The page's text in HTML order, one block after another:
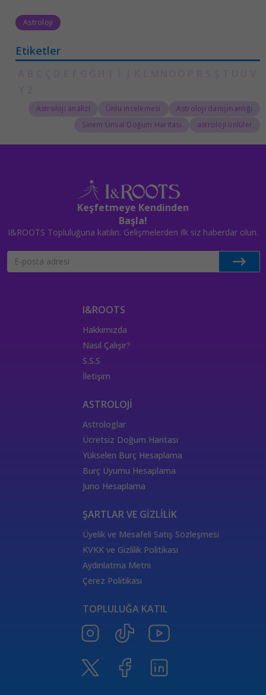
Astroloji
Etiketler
Astroloji danışmanlığı
Ünlü incelemesi
Astroloji analizi
astroloji ünlüler
Sinem Ünsal Doğum Haritası
Keşfetmeye Kendinden
Başla!
I&ROOTS Topluluğuna katılın. Gelişmelerden ilk siz haberdar olun.
I&ROOTS
Hakkımızda
Nasıl Çalışır?
S.S.S
İletişim
ASTROLOJİ
Astrologlar
Ücretsiz Doğum Haritası
Yükselen Burç Hesaplama
Burç Uyumu Hesaplama
Juno Hesaplama
ŞARTLAR VE GİZLİLİK
Üyelik ve Mesafeli Satış Sözleşmesi
KVKK ve Gizlilik Politikası
Aydınlatma Metni
Çerez Politikası
TOPLULUĞA KATIL